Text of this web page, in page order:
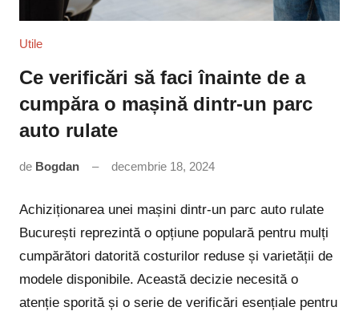
Utile
Ce verificări să faci înainte de a
cumpăra o mașină dintr-un parc
auto rulate
de Bogdan decembrie 18, 2024
Achiziționarea unei mașini dintr-un parc auto rulate
București reprezintă o opțiune populară pentru mulți
cumpărători datorită costurilor reduse și varietății de
modele disponibile. Această decizie necesită o
atenție sporită și o serie de verificări esențiale pentru